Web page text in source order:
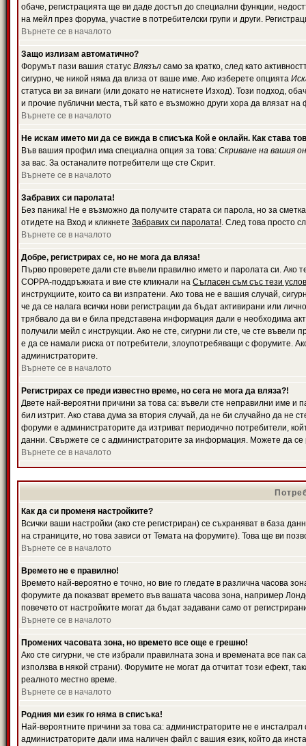
обаче, регистрацията ще ви даде достъп до специални функции,
на мейл през форума, участие в потребителски групи и други.
Върнете се в началото
Защо излизам автоматично?
Форумът пази вашия статус Влязъл само за кратко, след като
сигурно, че никой няма да влиза от ваше име. Ако изберете опцията
статуса ви за винаги (или докато не натиснете Изход). Този подход,
и прочие публични места, тъй като е възможно други хора да влязат
Върнете се в началото
Не искам името ми да се вижда в списъка Кой е онлайн. Как става
Във вашия профил има специална опция за това: Скриване на вашия
за вас. За останалите потребители ще сте Скрит.
Върнете се в началото
Забравих си паролата!
Без паника! Не е възможно да получите старата си парола, но за
отидете на Вход и кликнете Забравих си паролата!. След това просто
Върнете се в началото
Добре, регистрирах се, но не мога да вляза!
Първо проверете дали сте въвели правилно името и паролата си. Ако
COPPA-поддръжката и вие сте кликнали на Съгласен съм със тези
инструкциите, които са ви изпратени. Ако това не е вашия случай,
че да се налага всички нови регистрации да бъдат активирани или
трябвало да ви е била представена информация дали е необходима
получили мейл с инструкции. Ако не сте, сигурни ли сте, че сте
е да се намали риска от потребители, злоупотребяващи с форумите.
администраторите.
Върнете се в началото
Регистрирах се преди известно време, но сега не мога да вляза?!
Двете най-вероятни причини за това са: въвели сте неправилни име и
бил изтрит. Ако става дума за втория случай, да не би случайно да
форуми е администраторите да изтриват периодично потребители,
данни. Свържете се с администраторите за информация. Можете да се
Върнете се в началото
Как да си променя настройките?
Всички ваши настройки (ако сте регистриран) се съхраняват в база
на страниците, но това зависи от Темата на форумите). Това ще ви
Върнете се в началото
Времето не е правилно!
Времето най-вероятно е точно, но вие го гледате в различна часова
форумите да показват времето във вашата часова зона, например
повечето от настройките могат да бъдат задавани само от
Върнете се в началото
Промених часовата зона, но времето все още е грешно!
Ако сте сигурни, че сте избрали правилната зона и времената все
използва в някой страни). Форумите не могат да отчитат този ефект,
реалното местно време.
Върнете се в началото
Родния ми език го няма в списъка!
Най-вероятните причини за това са: администраторите не е
администраторите дали има наличен файл с вашия език, който да